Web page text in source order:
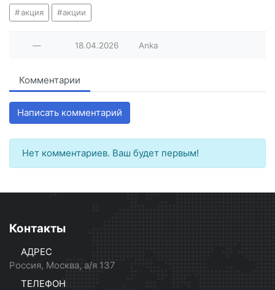
акция акции
— 18.04.2026 Anka
Комментарии
Написать комментарий
Нет комментариев. Ваш будет первым!
Контакты
АДРЕС
Россия, Москва, а/я 137
ТЕЛЕФОН